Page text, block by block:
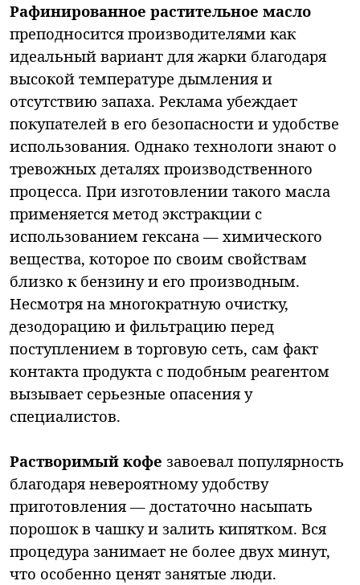
Рафинированное растительное масло
преподносится производителями как
идеальный вариант для жарки благодаря
высокой температуре дымления и
отсутствию запаха. Реклама убеждает
покупателей в его безопасности и удобстве
использования. Однако технологи знают о
тревожных деталях производственного
процесса. При изготовлении такого масла
применяется метод экстракции с
использованием гексана — химического
вещества, которое по своим свойствам
близко к бензину и его производным.
Несмотря на многократную очистку,
дезодорацию и фильтрацию перед
поступлением в торговую сеть, сам факт
контакта продукта с подобным реагентом
вызывает серьезные опасения у
специалистов.
Растворимый кофе завоевал популярность
благодаря невероятному удобству
приготовления — достаточно насыпать
порошок в чашку и залить кипятком. Вся
процедура занимает не более двух минут,
что особенно ценят занятые люди.